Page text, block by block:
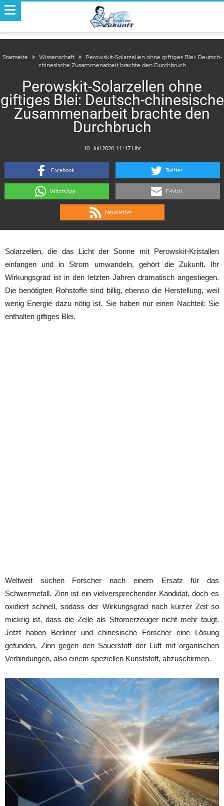
Startseite Wissenschaft
Perowskit-Solarzellen ohne giftiges Blei: Deutsch-
chinesische Zusammenarbeit brachte den Durchbruch
Perowskit-Solarzellen ohne
giftiges Blei: Deutsch-chinesische
Zusammenarbeit brachte den
Durchbruch
:
Facebook Twitter
WhatsApp E-Mail
Newsletter
Solarzellen, die das Licht der Sonne mit Perowskit-Kristallen
einfangen und in Strom umwandeln, gehört die Zukunft. Ihr
Wirkungsgrad ist in den letzten Jahren dramatisch angestiegen.
Die benötigten Rohstoffe sind billig, ebenso die Herstellung, weil
wenig Energie dazu nötig ist. Sie haben nur einen Nachteil: Sie
enthalten giftiges Blei.
Weltweit suchen Forscher nach einem Ersatz für das
Schwermetall. Zinn ist ein vielversprechender Kandidat, doch es
oxidiert schnell, sodass der Wirkungsgrad nach kurzer Zeit so
mickrig ist, dass die Zelle als Stromerzeuger nicht mehr taugt.
Jetzt haben Berliner und chinesische Forscher eine Lösung
gefunden, Zinn gegen den Sauerstoff der Luft mit organischen
Verbindungen, also einem speziellen Kunststoff, abzuschirmen.